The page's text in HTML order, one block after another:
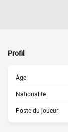
Profil
Âge
Nationalité
Poste du joueur